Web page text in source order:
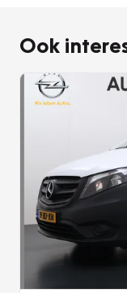
Heeft u interesse
Ook